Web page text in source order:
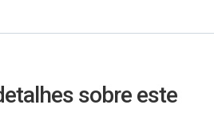
sobre este